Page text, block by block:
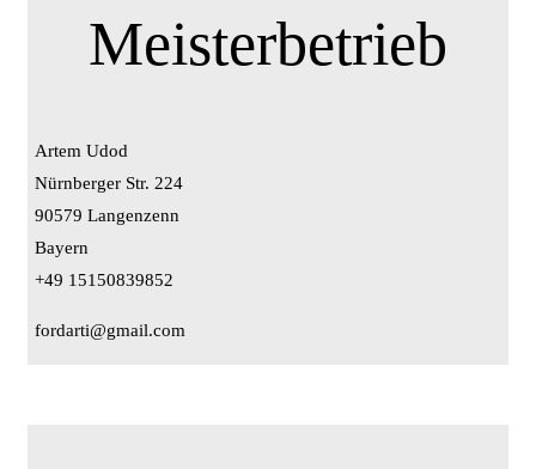
Meisterbetrieb
Artem Udod
Nürnberger Str. 224
90579 Langenzenn
Bayern
+49 15150839852
fordarti@gmail.com